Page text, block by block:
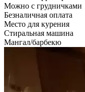
Можно с грудничками
Безналичная оплата
Место для курения
Стиральная машина
Мангал/барбекю